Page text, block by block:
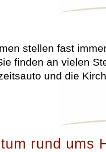
stellen fast
finden an vielen
und die
rund ums